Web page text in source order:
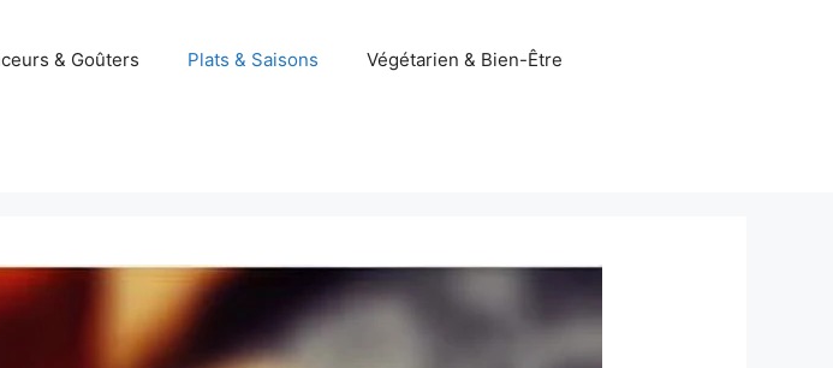
& Goûters Plats & Saisons Végétarien & Bien-Être